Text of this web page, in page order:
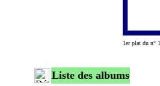
1er plat du n° 1
Liste des albums